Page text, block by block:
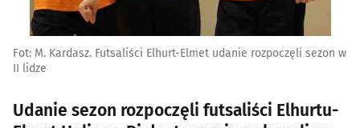
Fot: M. Kardasz. Futsaliści Elhurt-Elmet udanie rozpoczęli sezon w
II lidze
Udanie sezon rozpoczęli futsaliści Elhurtu-